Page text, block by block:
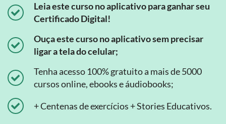
Leia este curso no aplicativo para ganhar seu
Certificado Digital!
Ouça este curso no aplicativo sem precisar
ligar a tela do celular;
Tenha acesso 100% gratuito a mais de 5000
cursos online, ebooks e áudiobooks;
+ Centenas de exercícios + Stories Educativos.